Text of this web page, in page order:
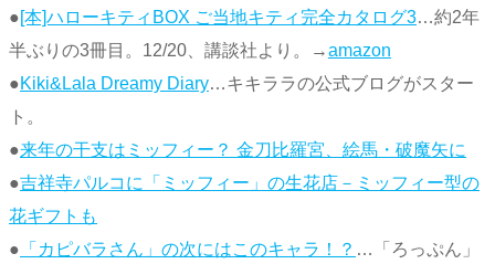
●[本]ハローキティBOX ご当地キティ完全カタログ3…約2年
半ぶりの3冊目。12/20、講談社より。→amazon
●Kiki&Lala Dreamy Diary…キキララの公式ブログがスター
ト。
●来年の干支はミッフィー？ 金刀比羅宮、絵馬・破魔矢に
●吉祥寺パルコに「ミッフィー」の生花店－ミッフィー型の
花ギフトも
● 「カピバラさん」の次にはこのキャラ！？ …「ろっぷん」